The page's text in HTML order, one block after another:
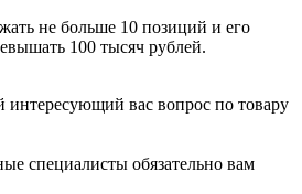
не больше 10 позиций и его
100 тысяч рублей.
интересующий вас вопрос по товару
специалисты обязательно вам